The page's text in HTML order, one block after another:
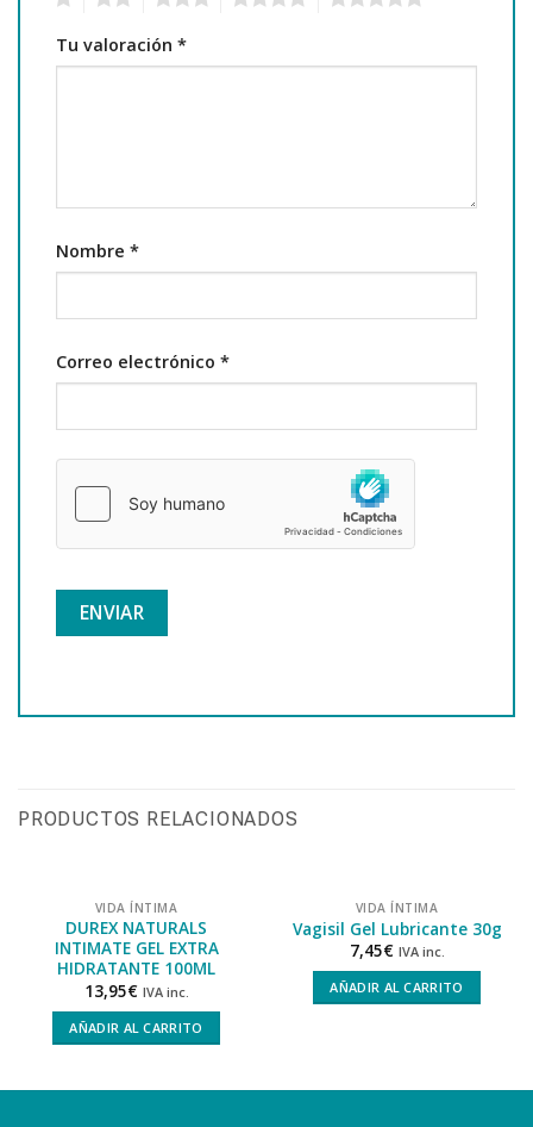
Tu valoración *
Nombre *
Correo electrónico *
PRODUCTOS RELACIONADOS
VIDA ÍNTIMA
DUREX NATURALS
INTIMATE GEL EXTRA
HIDRATANTE 100ML
13,95€ IVA inc.
AÑADIR AL CARRITO
VIDA ÍNTIMA
Vagisil Gel Lubricante 30g
7,45€ IVA inc.
AÑADIR AL CARRITO